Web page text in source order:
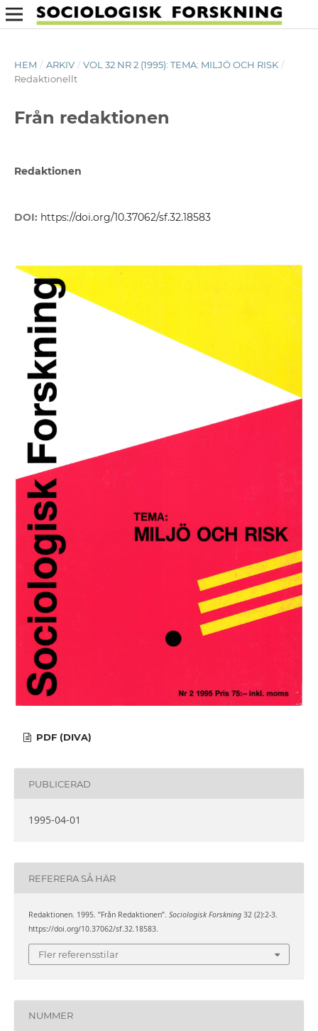
HEM / ARKIV / VOL 32 NR 2 (1995): TEMA: MILJÖ OCH RISK /
Redaktionellt
Från redaktionen
Redaktionen
DOI: https://doi.org/10.37062/sf.32.18583
PDF (DIVA)
PUBLICERAD
1995-04-01
REFERERA SÅ HÄR
Redaktionen. 1995. ”Från Redaktionen”. Sociologisk Forskning32 (2):2-3.
https://doi.org/10.37062/sf.32.18583.
Fler referensstilar
NUMMER